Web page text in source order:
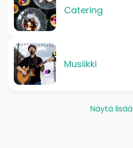
Catering
Musiikki
Näytä lisää